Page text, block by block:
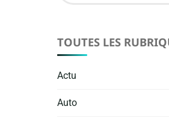
TOUTES LES
Actu
Auto